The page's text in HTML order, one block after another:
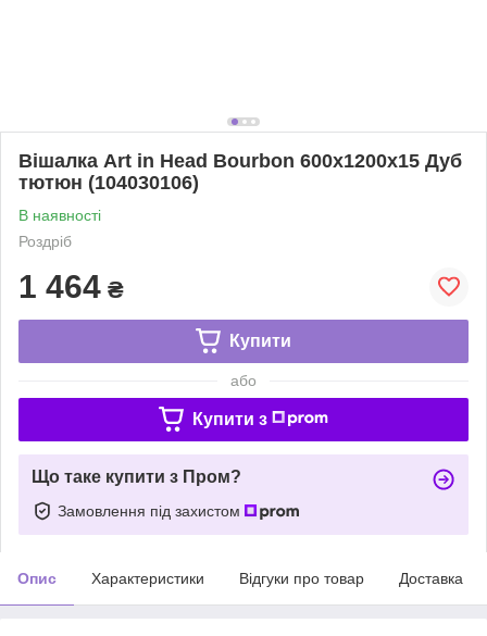
Вішалка Art іn Head Bourbon 600x1200x15 Дуб
тютюн (104030106)
В наявності
Роздріб
1 464 ₴
Купити
або
Купити з
Що таке купити з Пром?
Замовлення під захистом
Опис Характеристики Відгуки про товар Доставка